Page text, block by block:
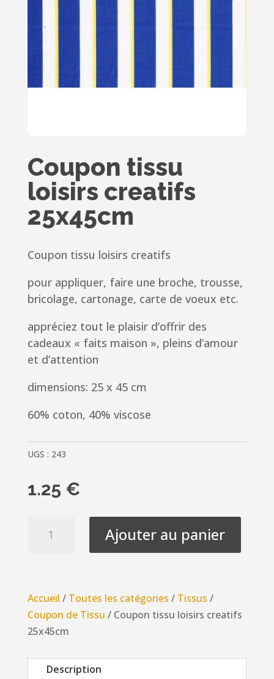
Coupon tissu
loisirs creatifs
25x45cm
Coupon tissu loisirs creatifs
pour appliquer, faire une broche, trousse,
bricolage, cartonage, carte de voeux etc.
appréciez tout le plaisir d’offrir des
cadeaux « faits maison », pleins d’amour
et d’attention
dimensions: 25 x 45 cm
60% coton, 40% viscose
UGS : 243
1.25 €
creatifs
25x45cm
Ajouter au panier
Accueil / Toutes les catégories / Tissus /
Coupon de Tissu / Coupon tissu loisirs creatifs
25x45cm
Description